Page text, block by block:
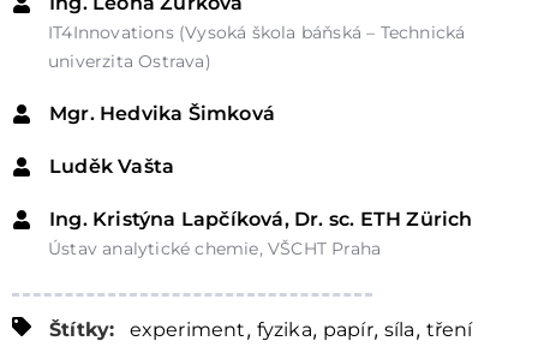
IT4Innovations (Vysoká škola báňská – Technická
univerzita Ostrava)
Mgr. Hedvika Šimková
Luděk Vašta
Ing. Kristýna Lapčíková, Dr. sc. ETH Zürich
Ústav analytické chemie, VŠCHT Praha
Štítky: experiment, fyzika, papír, síla, tření